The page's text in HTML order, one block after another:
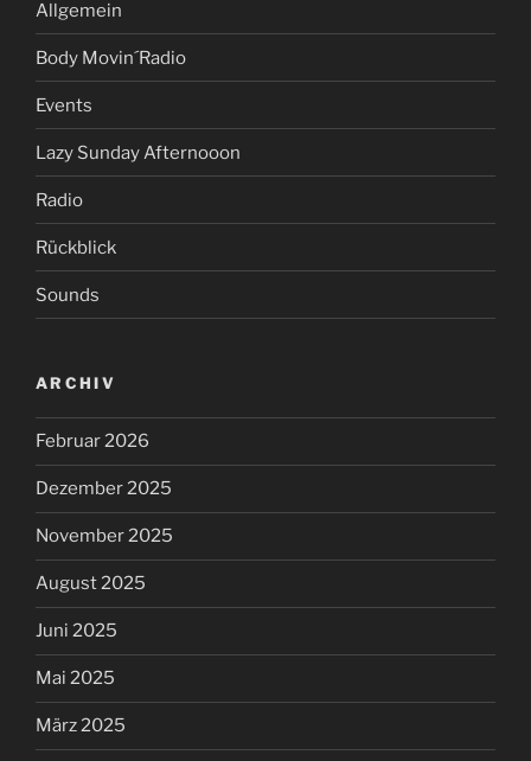
Allgemein
Body Movin´Radio
Events
Lazy Sunday Afternooon
Radio
Rückblick
Sounds
ARCHIV
Februar 2026
Dezember 2025
November 2025
August 2025
Juni 2025
Mai 2025
März 2025